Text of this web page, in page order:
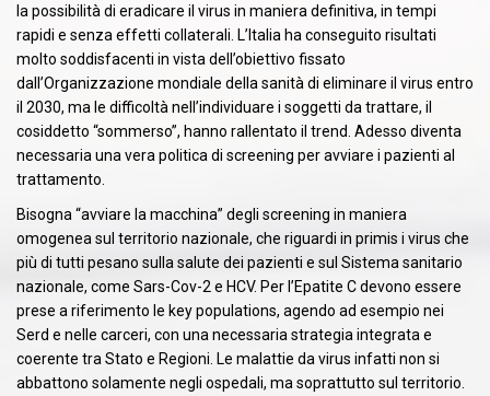
la possibilità di eradicare il virus in maniera definitiva, in tempi
rapidi e senza effetti collaterali. L’Italia ha conseguito risultati
molto soddisfacenti in vista dell’obiettivo fissato
dall’Organizzazione mondiale della sanità di eliminare il virus entro
il 2030, ma le difficoltà nell’individuare i soggetti da trattare, il
cosiddetto “sommerso”, hanno rallentato il trend. Adesso diventa
necessaria una vera politica di screening per avviare i pazienti al
trattamento.
Bisogna “avviare la macchina” degli screening in maniera
omogenea sul territorio nazionale, che riguardi in primis i virus che
più di tutti pesano sulla salute dei pazienti e sul Sistema sanitario
nazionale, come Sars-Cov-2 e HCV. Per l’Epatite C devono essere
prese a riferimento le key populations, agendo ad esempio nei
Serd e nelle carceri, con una necessaria strategia integrata e
coerente tra Stato e Regioni. Le malattie da virus infatti non si
abbattono solamente negli ospedali, ma soprattutto sul territorio.